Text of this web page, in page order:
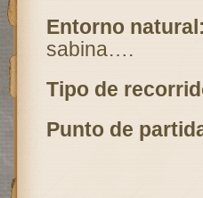
Entorno natural:
sabina….
Tipo de
Punto de